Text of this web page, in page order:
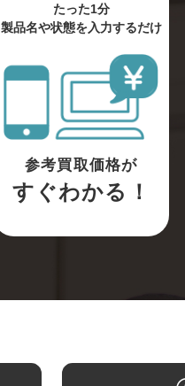
たった1分
製品名や状態を入力するだけ
参考買取価格が
すぐわかる！